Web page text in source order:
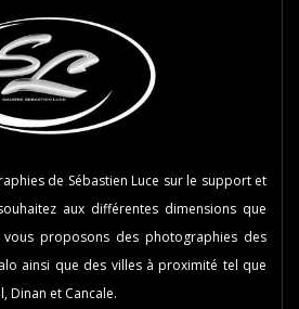
de Sébastien Luce sur le support et
aux différentes dimensions que
proposons des photographies des
ainsi que des villes à proximité tel que
Dinan et Cancale.